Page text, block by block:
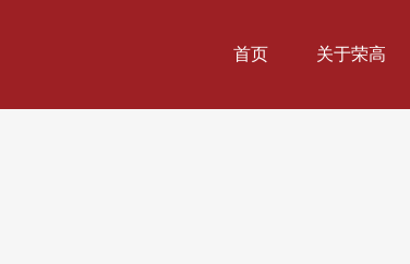
首页 关于荣高